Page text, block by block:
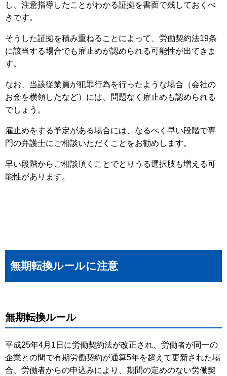
し、注意指導したことがわかる証拠を書面で残しておくべ
きです。
そうした証拠を積み重ねることによって、労働契約法19条
に該当する場合でも雇止めが認められる可能性が出てきま
す。
なお、当該従業員が犯罪行為を行ったような場合（会社の
お金を横領したなど）には、問題なく雇止めも認められる
でしょう。
雇止めをする予定がある場合には、なるべく早い段階で専
門の弁護士にご相談いただくことをお勧めします。
早い段階からご相談頂くことでとりうる選択肢も増える可
能性があります。
無期転換ルールに注意
無期転換ルール
平成25年4月1日に労働契約法が改正され、労働者が同一の
企業との間で有期労働契約が通算5年を超えて更新された場
合、労働者からの申込みにより、期間の定めのない労働契